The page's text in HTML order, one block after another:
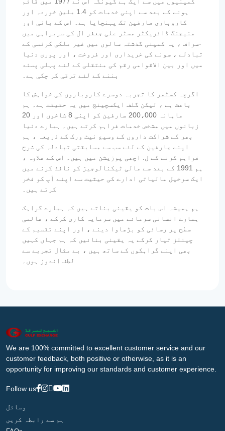
ہونے کے بعد سے اپنی خدمات کو 1.4 ملین خوردہ اور
کاروباری صارفین تک پہنچایا ہے۔ اس کے بانی اور
منیجنگ ڈائریکٹر مسٹر علی جعفر ال کی سربراہی میں
-سراف ، یہ کمپنی گذشتہ سالوں میں غیر ملکی کرنسی کے
تبادلے ، سونے کی خریداری اور فروخت ، اور پوری دنیا
میں اور بین الاقوامی رقم کی منتقلی کے لئے پہلی پسند
بننے کے لئے ترقی کر چکی ہے۔
اگرچہ کسٹمر کا تجربہ دوسرے کاروباروں کی خواہش کا
باعث ہے ، لیکن گلف ایکسچینج میں یہ حقیقت ہے۔ ہم
ماہانہ 200،000 صارفین کو اپنی 8 شاخوں اور 20
زبانوں میں مشخص خدمات فراہم کرتے ہیں۔ ہمارے دنیا
بھر کے شراکت داروں کے وسیع نیٹ ورک کے ذریعہ ، ہم
اپنے صارفین کے لئے سب سے مسابقتی تبادلہ کی شرح
فراہم کرنے کے ل. اچھی پوزیشن میں ہیں۔ اس کے علاوہ ،
ہم 1991 کے بعد سے مالی ٹیکنالوجیز کو نافذ کرنے میں
ایک سرخیل مالیاتی ادارے کی حیثیت سے اپنے آپ کو فخر
کرتے ہیں۔
ہم ہمیشہ اس بات کو یقینی بناتے ہیں کہ ہمارے گراہک
ہمارے انسانی سرمائے میں سرمایہ کاری کرکے ، عالمی
سطح پر رسائی کو بڑھاوا دینے ، اور اپنے تقسیم کے
چینلز تیار کرکے یہ یقینی بنائیں کہ ہم جہاں کہیں
بھی اپنے گراہکوں کے ساتھ ہیں ، بے مثال تجربے سے
لطف اندوز ہوں۔
We are 100% committed to excellent customer service and our
customer feedback, both positive or otherwise, as it is an
opportunity for improving our standards and customer experience.
Follow us
وسائل
ہم سے رابطہ کریں